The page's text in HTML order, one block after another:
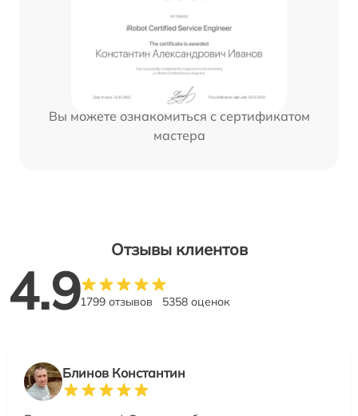
Вы можете ознакомиться с сертификатом
мастера
Отзывы клиентов
4.91799 отзывов 5358 оценок
Блинов Константин